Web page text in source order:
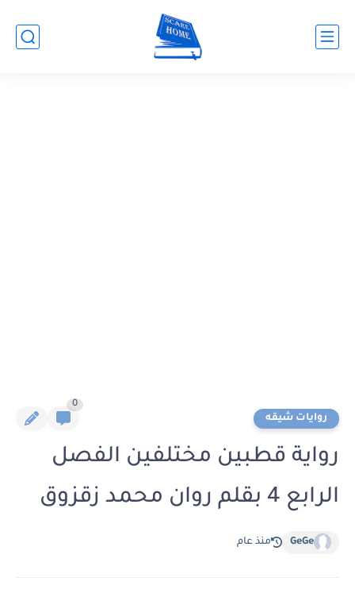
روايات شيقه
0
رواية قطبين مختلفين الفصل
الرابع 4 بقلم روان محمد زقزوق
GeGe منذ عام